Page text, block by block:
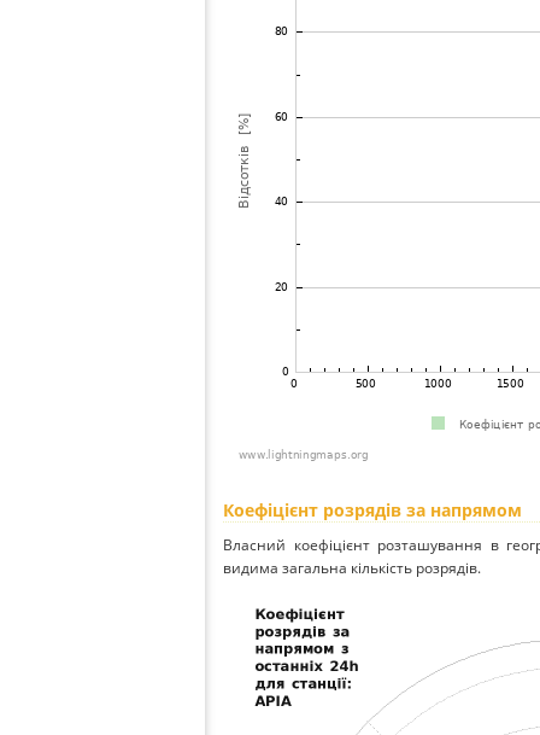
Коефіцієнт розрядів за напрямом
Власний коефіцієнт розташування в
видима загальна кількість розрядів.